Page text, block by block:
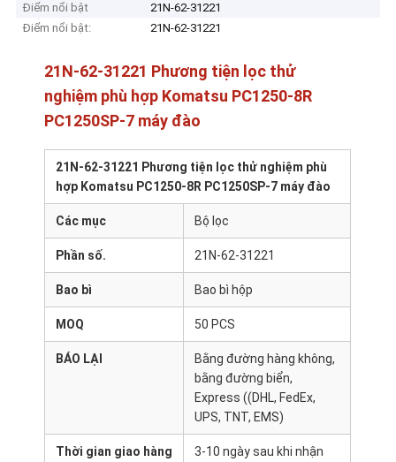
Điểm nổi bật
21N-62-31221
Điểm nổi bật:
21N-62-31221
21N-62-31221 Phương tiện lọc thử
nghiệm phù hợp Komatsu PC1250-8R
PC1250SP-7 máy đào
21N-62-31221 Phương tiện lọc thử nghiệm phù
hợp Komatsu PC1250-8R PC1250SP-7 máy đào
Các mục Bộ lọc
Phần số. 21N-62-31221
Bao bì Bao bì hộp
MOQ 50 PCS
BÁO LẠI
Bằng đường hàng không,
bằng đường biển,
Express ((DHL, FedEx,
UPS, TNT, EMS)
Thời gian giao hàng
3-10 ngày sau khi nhận